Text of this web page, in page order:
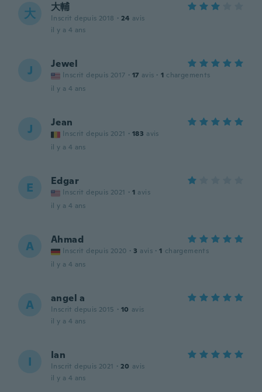
大 大輔
Inscrit depuis 2018 · 24 avis
il y a 4 ans
J Jewel
Inscrit depuis 2017 · 17 avis · 1 chargements
il y a 4 ans
J Jean
Inscrit depuis 2021 · 183 avis
il y a 4 ans
E Edgar
Inscrit depuis 2021 · 1 avis
il y a 4 ans
A Ahmad
Inscrit depuis 2020 · 3 avis · 1 chargements
il y a 4 ans
A angel a
Inscrit depuis 2015 · 10 avis
il y a 4 ans
I Ian
Inscrit depuis 2021 · 20 avis
il y a 4 ans